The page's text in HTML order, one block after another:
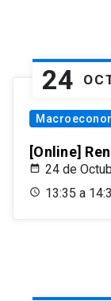
24
[Online]
24 de
13:35 a